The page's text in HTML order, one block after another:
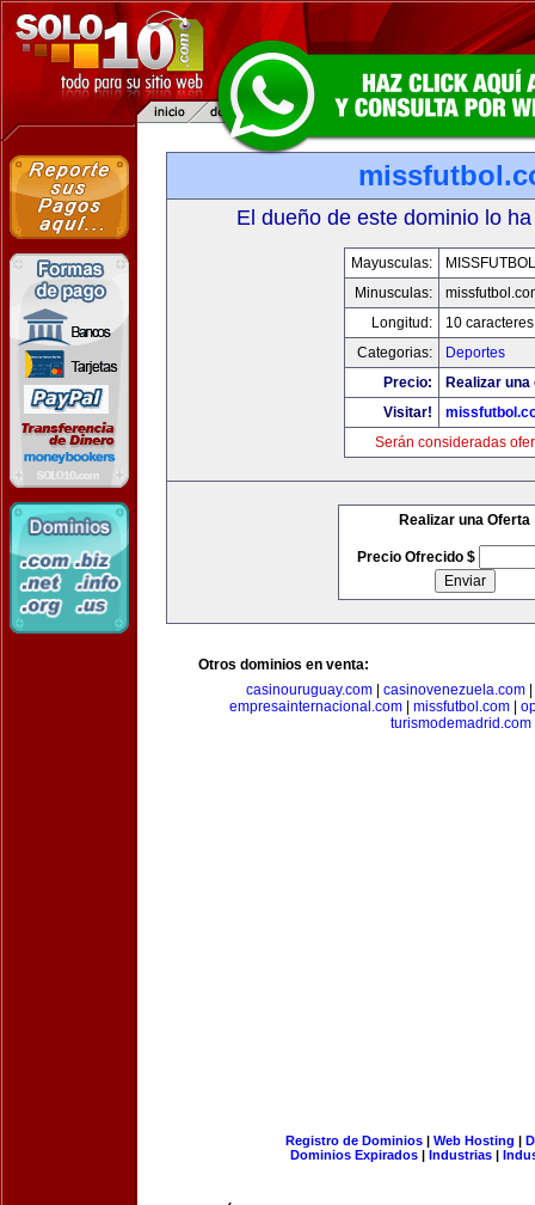
El dueño de este dominio lo
Mayusculas:
Minusculas:
Longitud:
10 caracteres
Categorias:
Deportes
Precio:
Realizar
Visitar!
Serán consideradas
Realizar una Oferta
Precio Ofrecido $
Otros dominios en venta:
casinouruguay.com| casinovenezuela.com|
empresainternacional.com| missfutbol.com|
turismodemadrid.com
Registro de Dominios| Web Hosting |
Dominios Expirados | Industrias |